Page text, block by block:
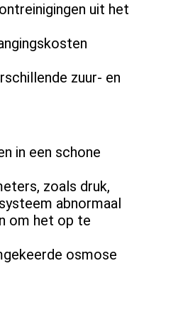
uit het
zuur- en
in een schone
zoals druk,
abnormaal
om het op te
osmose